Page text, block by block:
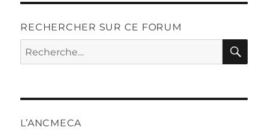
RECHERCHER SUR CE FORUM
Recherche
pour :
L’ANCMECA